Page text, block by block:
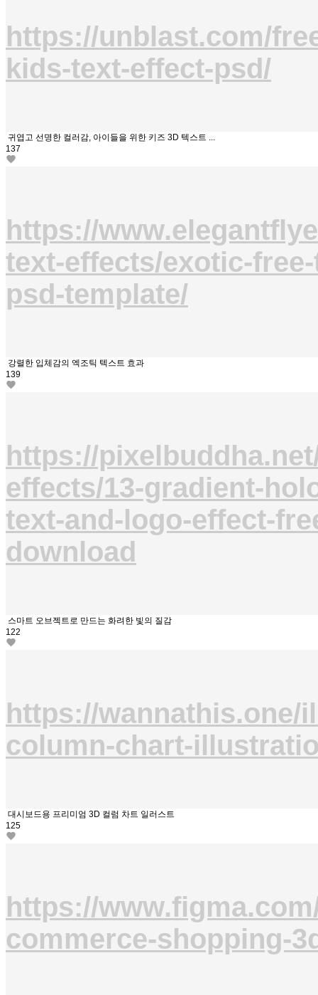
https://unblast.com/
kids-text-effect-psd/
귀엽고 선명한 컬러감, 아이들을 위한 키즈 3D 텍스트 ...
137
https://
text-effects/exotic-
psd-template/
강렬한 입체감의 엑조틱 텍스트 효과
139
https://
effects/13-gradient-
text-and-logo-effect-
download
스마트 오브젝트로 만드는 화려한 빛의 질감
122
https://wannathis.one/
column-chart-
대시보드용 프리미엄 3D 컬럼 차트 일러스트
125
https://
commerce-shopping-